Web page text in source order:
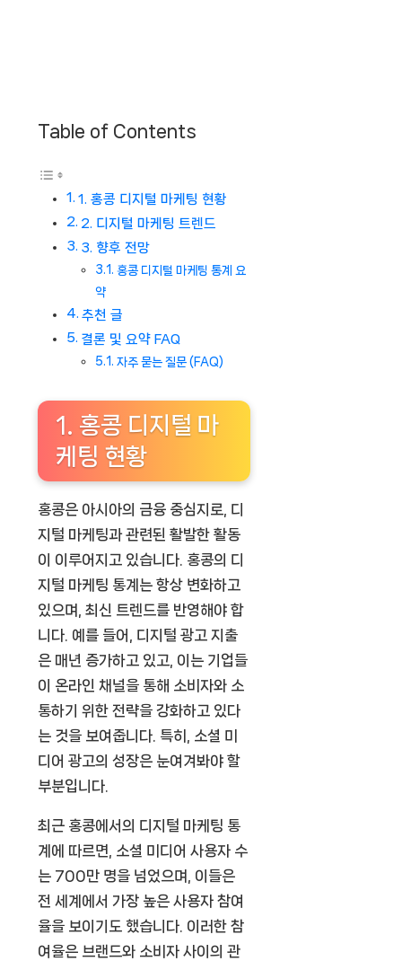
Table of Contents
1. 홍콩 디지털 마케팅 현황
2. 디지털 마케팅 트렌드
3. 향후 전망
홍콩 디지털 마케팅 통계 요
약
추천 글
결론 및 요약 FAQ
자주 묻는 질문 (FAQ)
1. 홍콩 디지털 마
케팅 현황
홍콩은 아시아의 금융 중심지로, 디
지털 마케팅과 관련된 활발한 활동
이 이루어지고 있습니다. 홍콩의 디
지털 마케팅 통계는 항상 변화하고
있으며, 최신 트렌드를 반영해야 합
니다. 예를 들어, 디지털 광고 지출
은 매년 증가하고 있고, 이는 기업들
이 온라인 채널을 통해 소비자와 소
통하기 위한 전략을 강화하고 있다
는 것을 보여줍니다. 특히, 소셜 미
디어 광고의 성장은 눈여겨봐야 할
부분입니다.
최근 홍콩에서의 디지털 마케팅 통
계에 따르면, 소셜 미디어 사용자 수
는 700만 명을 넘었으며, 이들은
전 세계에서 가장 높은 사용자 참여
율을 보이기도 했습니다. 이러한 참
여율은 브랜드와 소비자 사이의 관